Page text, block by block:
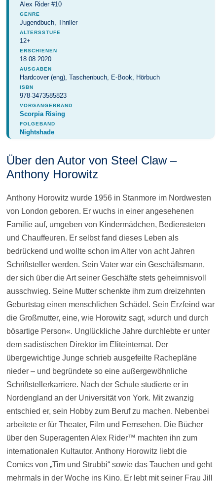
Alex Rider #10
GENRE
Jugendbuch, Thriller
ALTERSSTUFE
12+
ERSCHIENEN
18.08.2020
AUSGABEN
Hardcover (eng), Taschenbuch, E-Book, Hörbuch
ISBN
978-3473585823
VORGÄNGERBAND
Scorpia Rising
FOLGEBAND
Nightshade
Über den Autor von Steel Claw –
Anthony Horowitz
Anthony Horowitz wurde 1956 in Stanmore im Nordwesten
von London geboren. Er wuchs in einer angesehenen
Familie auf, umgeben von Kindermädchen, Bediensteten
und Chauffeuren. Er selbst fand dieses Leben als
bedrückend und wollte schon im Alter von acht Jahren
Schriftsteller werden. Sein Vater war ein Geschäftsmann,
der sich über die Art seiner Geschäfte stets geheimnisvoll
ausschwieg. Seine Mutter schenkte ihm zum dreizehnten
Geburtstag einen menschlichen Schädel. Sein Erzfeind war
die Großmutter, eine, wie Horowitz sagt, »durch und durch
bösartige Person«. Unglückliche Jahre durchlebte er unter
dem sadistischen Direktor im Eliteinternat. Der
übergewichtige Junge schrieb ausgefeilte Rachepläne
nieder – und begründete so eine außergewöhnliche
Schriftstellerkarriere. Nach der Schule studierte er in
Nordengland an der Universität von York. Mit zwanzig
entschied er, sein Hobby zum Beruf zu machen. Nebenbei
arbeitete er für Theater, Film und Fernsehen. Die Bücher
über den Superagenten Alex Rider™ machten ihn zum
internationalen Kultautor. Anthony Horowitz liebt die
Comics von „Tim und Strubbi“ sowie das Tauchen und geht
mehrmals in der Woche ins Kino. Er lebt mit seiner Frau Jill